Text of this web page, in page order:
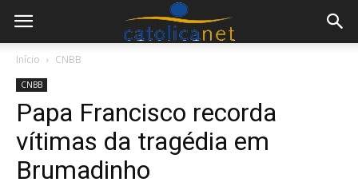
Início CNBB
CNBB
Papa Francisco recorda
vítimas da tragédia em
Brumadinho